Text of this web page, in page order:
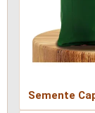
Semente